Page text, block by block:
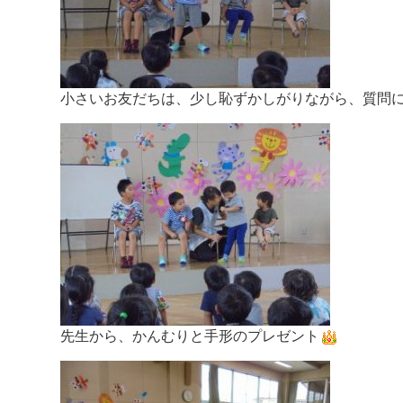
小さいお友だちは、少し恥ずかしがりながら、質問
先生から、かんむりと手形のプレゼント